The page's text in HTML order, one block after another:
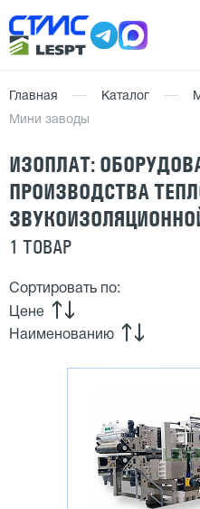
Главная Каталог
Мини заводы
ИЗОПЛАТ:
ПРОИЗВОДСТВА
1 ТОВАР
Сортировать по:
Цене
Наименованию